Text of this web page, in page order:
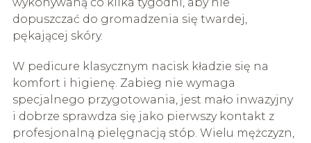
dopuszczać do gromadzenia się twardej,
pękającej skóry.
W pedicure klasycznym nacisk kładzie się na
komfort i higienę. Zabieg nie wymaga
specjalnego przygotowania, jest mało inwazyjny
i dobrze sprawdza się jako pierwszy kontakt z
profesjonalną pielęgnacją stóp. Wielu mężczyzn,